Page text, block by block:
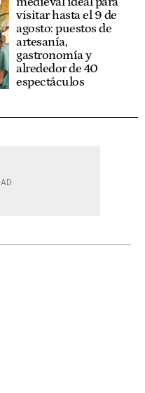
visitar hasta el 9 de
agosto: puestos de
artesanía,
gastronomía y
alrededor de 40
espectáculos